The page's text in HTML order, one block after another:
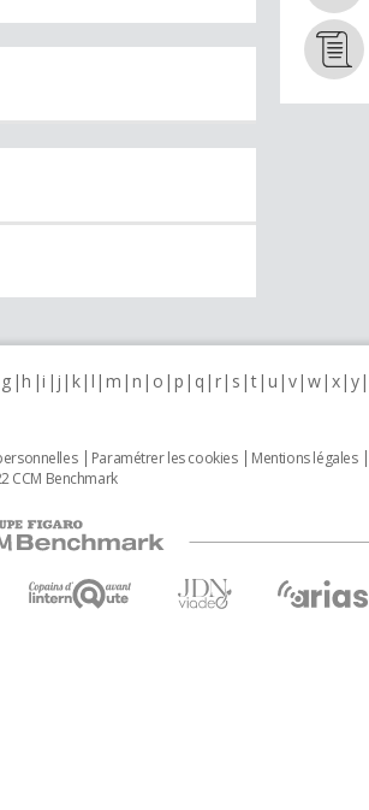
g h i j k l m n o p q r s t u v w x y
Paramétrer les cookies Mentions légales
CCM Benchmark